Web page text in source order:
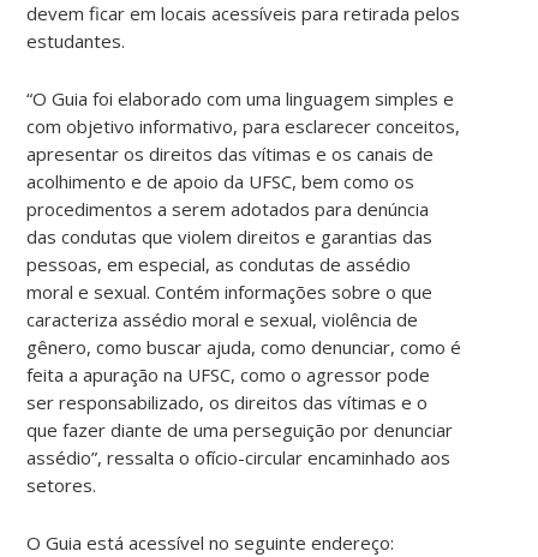
devem ficar em locais acessíveis para retirada pelos
estudantes.
“O Guia foi elaborado com uma linguagem simples e
com objetivo informativo, para esclarecer conceitos,
apresentar os direitos das vítimas e os canais de
acolhimento e de apoio da UFSC, bem como os
procedimentos a serem adotados para denúncia
das condutas que violem direitos e garantias das
pessoas, em especial, as condutas de assédio
moral e sexual. Contém informações sobre o que
caracteriza assédio moral e sexual, violência de
gênero, como buscar ajuda, como denunciar, como é
feita a apuração na UFSC, como o agressor pode
ser responsabilizado, os direitos das vítimas e o
que fazer diante de uma perseguição por denunciar
assédio”, ressalta o ofício-circular encaminhado aos
setores.
O Guia está acessível no seguinte endereço: